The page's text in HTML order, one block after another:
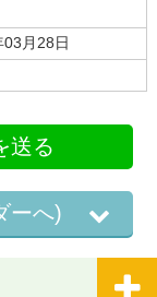
月28日
送る
ーへ)